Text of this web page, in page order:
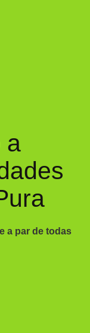
a
a par de todas